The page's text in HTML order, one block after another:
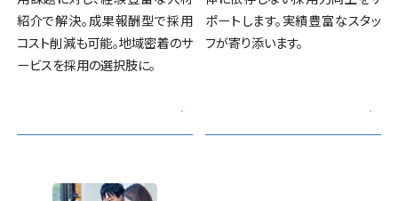
紹介で解決。成果報酬型で採用
コスト削減も可能。地域密着のサ
ービスを採用の選択肢に。
ポートします。実績豊富なスタッ
フが寄り添います。